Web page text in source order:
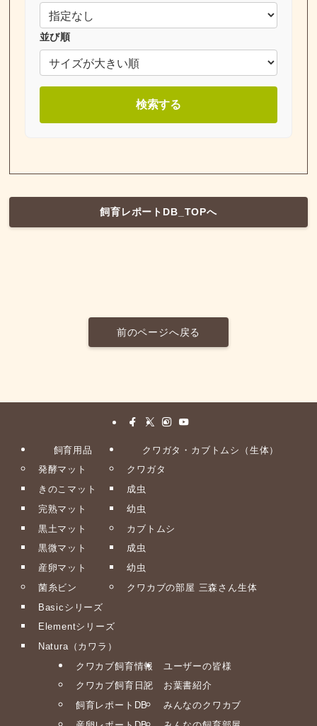
並び順
検索する
飼育レポートDB_TOPへ
前のページへ戻る
飼育用品
発酵マット
きのこマット
完熟マット
黒土マット
黒微マット
産卵マット
菌糸ビン
Basicシリーズ
Elementシリーズ
Natura（カワラ）
クワガタ・カブトムシ（生体）
クワガタ
成虫
幼虫
カブトムシ
成虫
幼虫
クワカブの部屋 三森さん生体
クワカブ飼育情報
クワカブ飼育日記
飼育レポートDB
ユーザーの皆様
お葉書紹介
みんなのクワカブ